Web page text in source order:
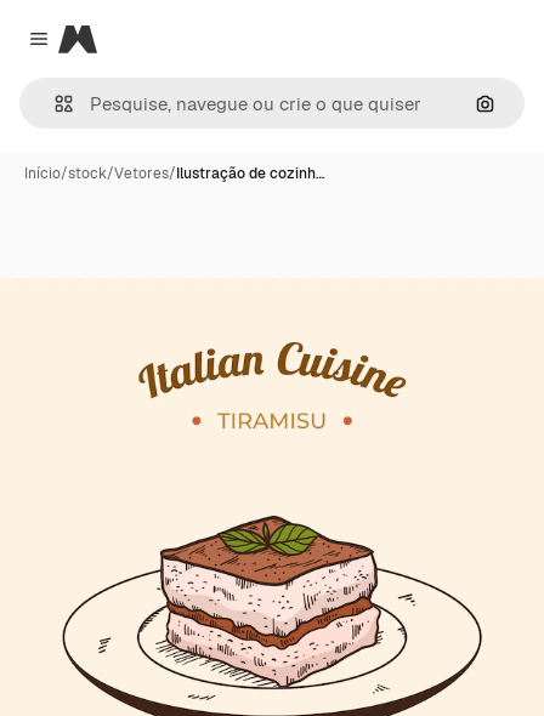
Close menu
Magnific
Início/stock/Vetores/Ilustração de cozinh…